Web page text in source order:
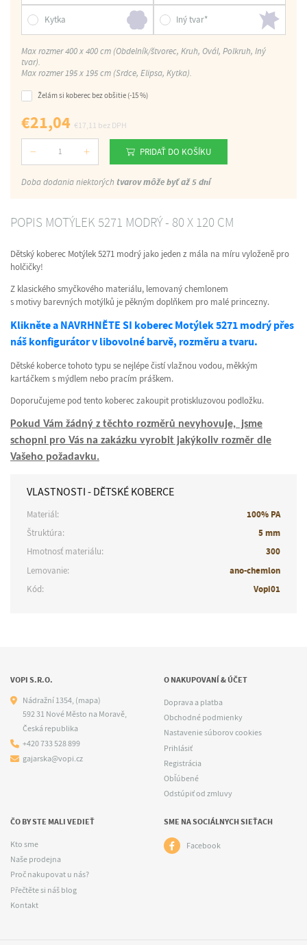
Kytka Iný tvar*
Max rozmer 400 x 400 cm (Obdelník/štvorec, Kruh, Ovál, Polkruh, Iný
tvar).
Max rozmer 195 x 195 cm (Srdce, Elipsa, Kytka).
Želám si koberec bez obšitie (-15 %)
€21,04 €17,11 bez DPH
Počet PRIDAŤ DO KOŠÍKU
Doba dodania niektorýchtvarov môže byť až 5 dní
POPIS MOTÝLEK 5271 MODRÝ - 80 X 120 CM
Dětský koberec Motýlek 5271 modrý jako jeden z mála na míru vyloženě pro
holčičky!
Z klasického smyčkového materiálu, lemovaný chemlonem
s motivy barevných motýlků je pěkným doplňkem pro malé princezny.
Klikněte a NAVRHNĚTE SI koberec Motýlek 5271 modrý přes
náš konfigurátor v libovolné barvě, rozměru a tvaru.
Dětské koberce tohoto typu se nejlépe čistí vlažnou vodou, měkkým
kartáčkem s mýdlem nebo pracím práškem.
Doporučujeme pod tento koberec zakoupit protiskluzovou podložku.
Pokud Vám žádný z těchto rozměrů nevyhovuje, jsme
schopni pro Vás na zakázku vyrobit jakýkoliv rozměr dle
Vašeho požadavku.
VLASTNOSTI - DĚTSKÉ KOBERCE
Materiál:
100% PA
Štruktúra:
5 mm
Hmotnosť materiálu:
300
Lemovanie:
ano-chemlon
Kód:
Vopi01
VOPI S.R.O.
Nádražní 1354, (mapa)
592 31 Nové Město na Moravě,
Česká republika
+420 733 528 899
gajarska@vopi.cz
O NAKUPOVANÍ & ÚČET
Doprava a platba
Obchodné podmienky
Nastavenie súborov cookies
Prihlásiť
Registrácia
Obľúbené
Odstúpiť od zmluvy
ČO BY STE MALI VEDIEŤ
Kto sme
Naše prodejna
Proč nakupovat u nás?
Přečtěte si náš blog
Kontakt
SME NA SOCIÁLNYCH SIEŤACH
Facebook